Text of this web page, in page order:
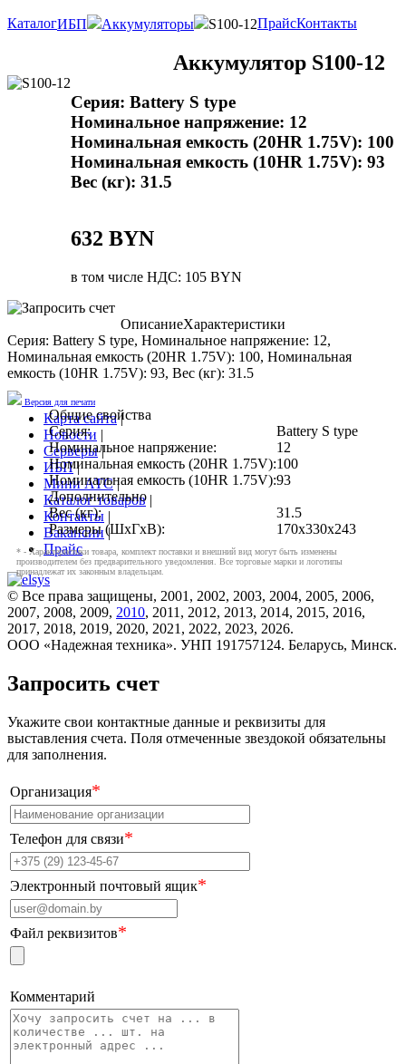
КаталогИБП Аккумуляторы S100-12ПрайсКонтакты
Аккумулятор S100-12
Серия: Battery S type
Номинальное напряжение: 12
Номинальная емкость (20HR 1.75V): 100
Номинальная емкость (10HR 1.75V): 93
Вес (кг): 31.5
632 BYN
в том числе НДС: 105 BYN
ОписаниеХарактеристики
Серия: Battery S type, Номинальное напряжение: 12,
Номинальная емкость (20HR 1.75V): 100, Номинальная
емкость (10HR 1.75V): 93, Вес (кг): 31.5
Версия для печати
Общие свойства
Серия:
Battery S type
Номинальное напряжение:
12
Номинальная емкость (20HR 1.75V):100
Номинальная емкость (10HR 1.75V):93
Дополнительно
Вес (кг):
31.5
Размеры (ШхГхВ):
170x330x243
* - Характеристики товара, комплект поставки и внешний вид могут быть изменены
производителем без предварительного уведомления. Все торговые марки и логотипы
принадлежат их законным владельцам.
Карта сайта|
Новости |
Серверы|
ИБП|
Мини АТС|
Каталог товаров|
Контакты |
Вакансии|
Прайс
© Все права защищены, 2001, 2002, 2003, 2004, 2005, 2006,
2007, 2008, 2009, 2010, 2011, 2012, 2013, 2014, 2015, 2016,
2017, 2018, 2019, 2020, 2021, 2022, 2023, 2026.
ООО «Надежная техника». УНП 191757124. Беларусь, Минск.
Запросить счет
Укажите свои контактные данные и реквизиты для
выставления счета. Поля отмеченные звездокой обязательны
для заполнения.
Организация*
Телефон для связи*
Электронный почтовый ящик*
Файл реквизитов*
Комментарий